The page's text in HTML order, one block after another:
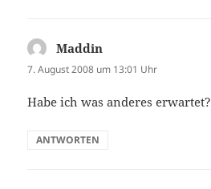
Maddin
7. August 2008 um 13:01 Uhr
Habe ich was anderes erwartet?
ANTWORTEN